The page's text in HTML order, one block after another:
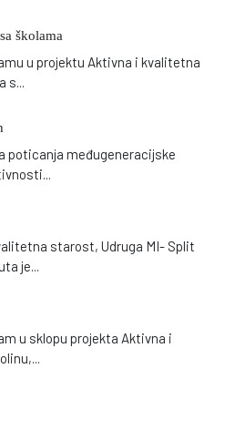
školama
u projektu Aktivna i kvalitetna
s
poticanja međugeneracijske
starost, Udruga MI- Split
je
u sklopu projekta Aktivna i